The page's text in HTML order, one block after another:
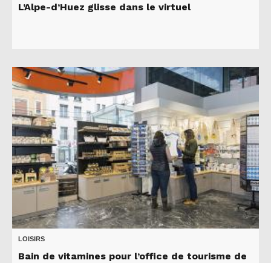
L’Alpe-d’Huez glisse dans le virtuel
LOISIRS
Bain de vitamines pour l’office de tourisme de